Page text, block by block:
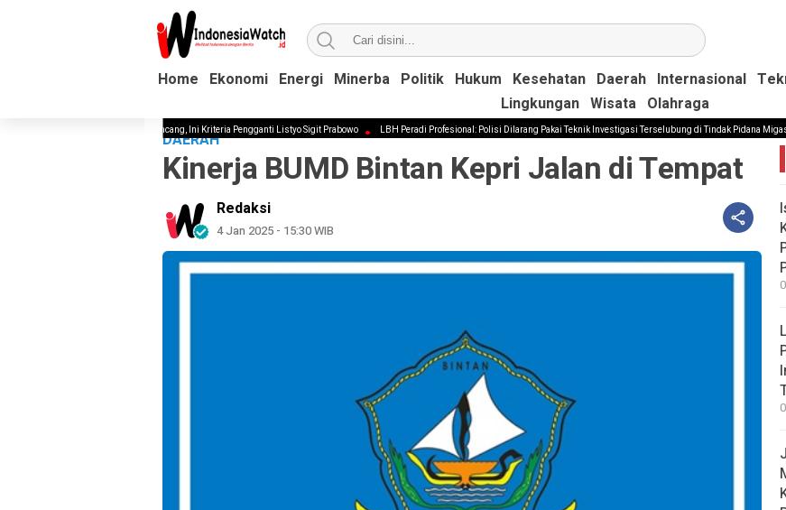
Home Ekonomi Energi Minerba Politik Hukum Kesehatan Daerah Internasional
Lingkungan Wisata Olahraga
Home Ekonomi Energi Minerba Politik Hukum Kesehatan Daerah Internasional
Lingkungan Wisata Olahraga
Isu Ganti Kapolri Kian Kencang, Ini Kriteria Pengganti Listyo Sigit Prabowo LBH Peradi Profesional: Polisi Dilarang Pakai Teknik Investigasi Terselubung di Tindak Pidana Migas
DAERAH
Kinerja BUMD Bintan Kepri Jalan di Tempat
Redaksi
4 Jan 2025 - 15:30 WIB